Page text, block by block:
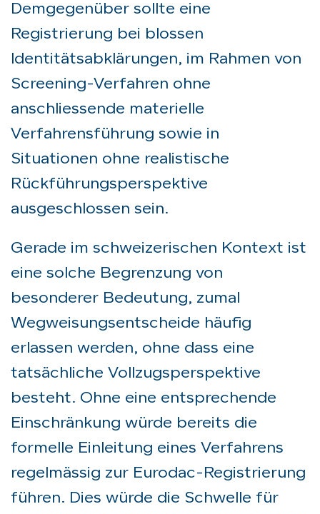
Demgegenüber sollte eine
Registrierung bei blossen
Identitätsabklärungen, im Rahmen von
Screening-Verfahren ohne
anschliessende materielle
Verfahrensführung sowie in
Situationen ohne realistische
Rückführungsperspektive
ausgeschlossen sein.
Gerade im schweizerischen Kontext ist
eine solche Begrenzung von
besonderer Bedeutung, zumal
Wegweisungsentscheide häufig
erlassen werden, ohne dass eine
tatsächliche Vollzugsperspektive
besteht. Ohne eine entsprechende
Einschränkung würde bereits die
formelle Einleitung eines Verfahrens
regelmässig zur Eurodac-Registrierung
führen. Dies würde die Schwelle für